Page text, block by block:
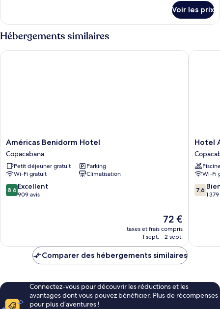
Chambre
Quadruple
Supérieure
le
type
de
chambre
Chambre
Voir les prix
Hébergements similaires
Américas
Benidorm
Hotel
Copacabana
Américas Benidorm Hotel
Copacabana
Petit déjeuner gratuit
Parking
Wi-Fi gratuit
Climatisation
8.6
sur
8,6 Excellent
909 avis
Le
nouveau
prix
de
72 €
taxes et frais compris
1 sept. - 2 sept.
Américas Benidorm Hotel
Hotel
Rio
Hotel
Wi-Fi
7.6
sur
7,6
1
Hotel
Comparer des hébergements similaires
Connectez-vous pour découvrir les réductions et les
avantages dont vous pouvez bénéficier. Plus de récompenses
pour plus d’aventures !